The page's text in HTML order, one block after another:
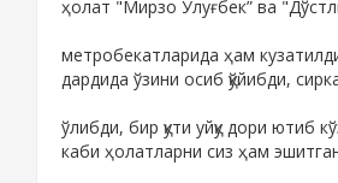
ҳолат "Мирзо Улуғбек” ва
метробекатларида ҳам
дардида ўзини осиб қўйибди,
ўлибди, бир қути уйқу дори ютиб
каби ҳолатларни сиз ҳам